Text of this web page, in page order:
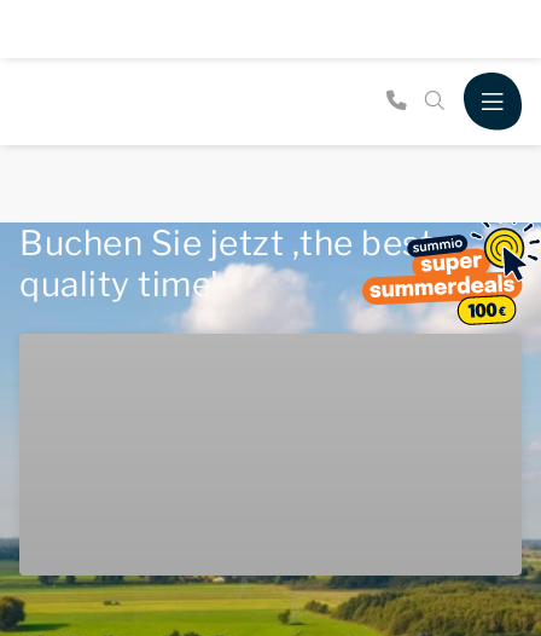
Buchen Sie jetzt ,the best
quality time'